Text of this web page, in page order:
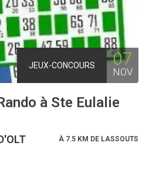
JEUX-CONCOURS 07
NOV
à Ste Eulalie
À 7.5 KM DE LASSOUTS